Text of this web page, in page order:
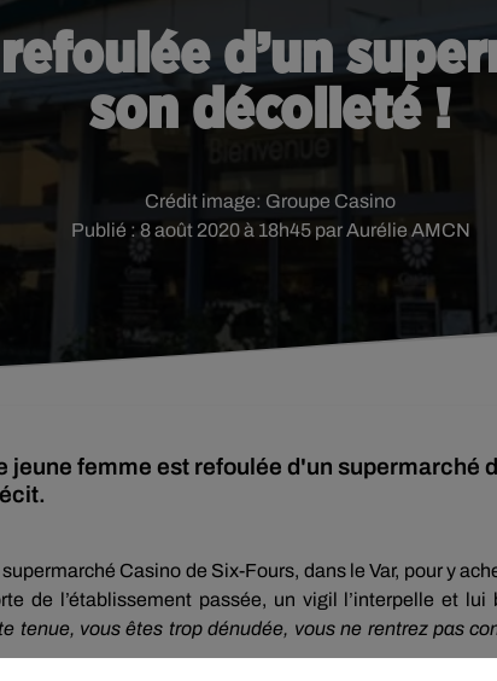
d’un
son décolleté !
Publié : 8 août 2020 à 18h45 par Aurélie AMCN
Crédit image: Groupe Casino
jeune femme est refoulée d'un supermarché
Casino de Six-Fours, dans le Var, pour y
de l’établissement passée, un vigil l’interpelle et lui
tenue, vous êtes trop dénudée, vous ne rentrez pas